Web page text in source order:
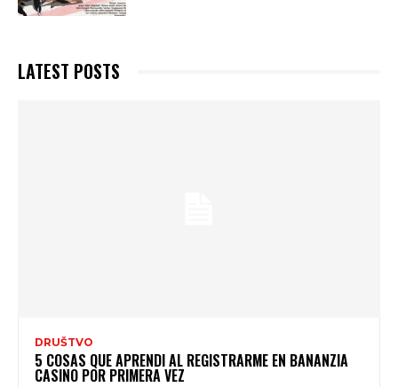
LATEST POSTS
DRUŠTVO
5 COSAS QUE APRENDI AL REGISTRARME EN BANANZIA
CASINO POR PRIMERA VEZ